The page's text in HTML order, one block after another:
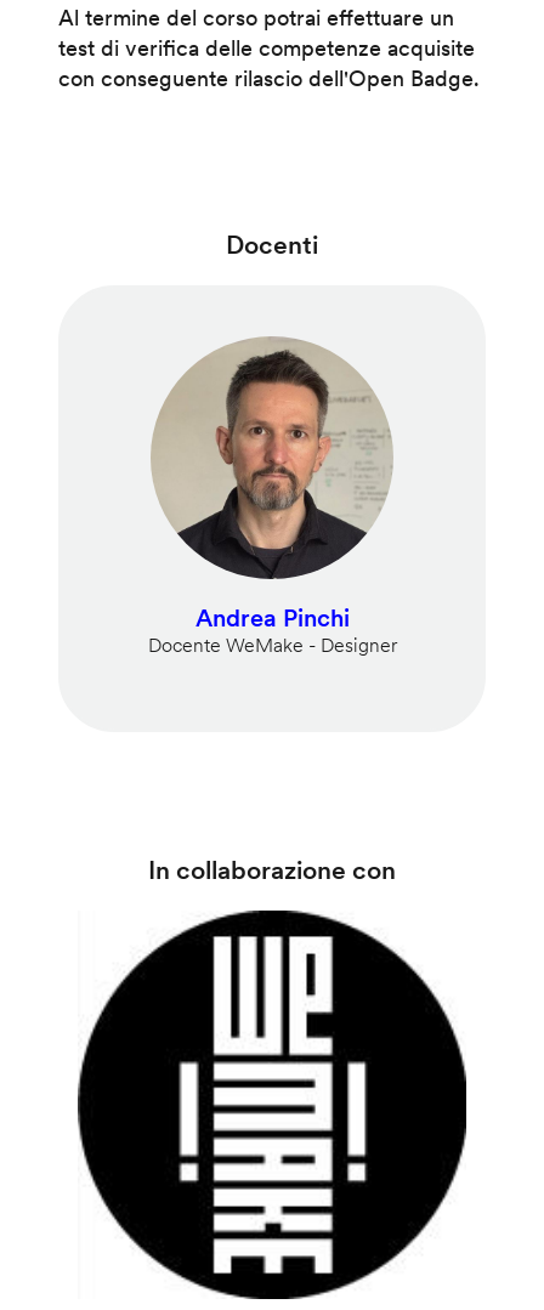
Al termine del corso potrai effettuare un
test di verifica delle competenze acquisite
con conseguente rilascio dell'Open Badge.
Docenti
Andrea Pinchi
Docente WeMake - Designer
In collaborazione con